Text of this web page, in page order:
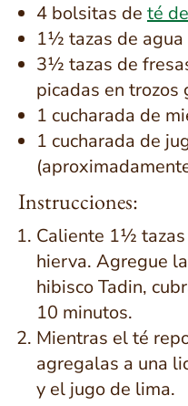
4 bolsitas de té
1½ tazas de agua
3½ tazas de
picadas en trozos
1 cucharada de
1 cucharada de
Instrucciones:
Caliente 1½
hierva. Agregue
hibisco Tadin,
10 minutos.
Mientras el té
agregalas a una
y el jugo de lima.